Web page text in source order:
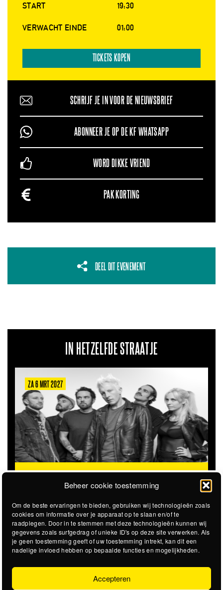
Beheer cookie toestemming
Om de beste ervaringen te bieden, gebruiken wij technologieën zoals
cookies om informatie over je apparaat op te slaan en/of te
raadplegen. Door in te stemmen met deze technologieën kunnen wij
gegevens zoals surfgedrag of unieke ID's op deze site verwerken. Als
je geen toestemming geeft of uw toestemming intrekt, kan dit een
nadelige invloed hebben op bepaalde functies en mogelijkheden.
Accepteren
START 19:30
VERWACHT EINDE 01:00
TICKETS KOPEN
SCHRIJF JE IN VOOR DE NIEUWSBRIEF
ABONNEER JE OP DE KF WHATSAPP
WORD DIKKE VRIEND
PAK KORTING
DEEL DIT EVENEMENT
IN HETZELFDE STRAATJE
ZA 6 MRT 2027